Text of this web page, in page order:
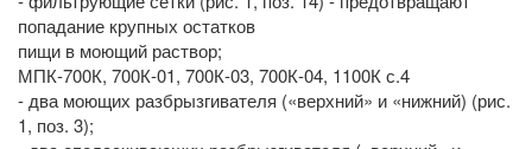
попадание крупных остатков
пищи в моющий раствор;
МПК-700К, 700К-01, 700К-03, 700К-04, 1100К с.4
- два моющих разбрызгивателя («верхний» и «нижний) (рис.
1, поз. 3);